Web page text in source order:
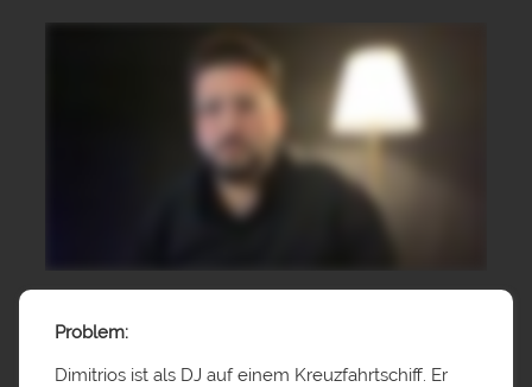
Problem:
Dimitrios ist als DJ auf einem Kreuzfahrtschiff. Er